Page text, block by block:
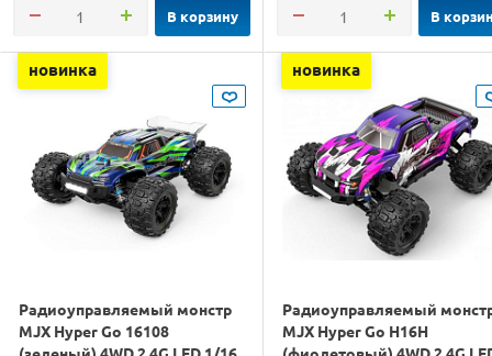
В корзину В
новинка
Радиоуправляемый монстр
MJX Hyper Go 16108
новинка
Радиоуправляемый
MJX Hyper Go H16H